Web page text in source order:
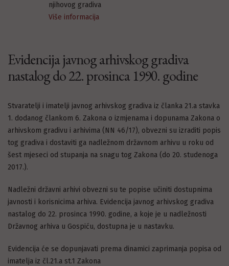
njihovog gradiva
Više informacija
Evidencija javnog arhivskog gradiva
nastalog do 22. prosinca 1990. godine
Stvaratelji i imatelji javnog arhivskog gradiva iz članka 21.a stavka
1. dodanog člankom 6. Zakona o izmjenama i dopunama Zakona o
arhivskom gradivu i arhivima (NN 46/17), obvezni su izraditi popis
tog gradiva i dostaviti ga nadležnom državnom arhivu u roku od
šest mjeseci od stupanja na snagu tog Zakona (do 20. studenoga
2017.).
Nadležni državni arhivi obvezni su te popise učiniti dostupnima
javnosti i korisnicima arhiva. Evidencija javnog arhivskog gradiva
nastalog do 22. prosinca 1990. godine, a koje je u nadležnosti
Državnog arhiva u Gospiću, dostupna je u nastavku.
Evidencija će se dopunjavati prema dinamici zaprimanja popisa od
imatelja iz čl.21.a st.1 Zakona